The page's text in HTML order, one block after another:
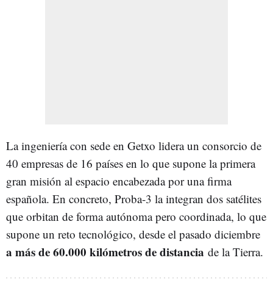
La ingeniería con sede en Getxo lidera un consorcio de
40 empresas de 16 países en lo que supone la primera
gran misión al espacio encabezada por una firma
española. En concreto, Proba-3 la integran dos satélites
que orbitan de forma autónoma pero coordinada, lo que
supone un reto tecnológico, desde el pasado diciembre
a más de 60.000 kilómetros de distancia de la Tierra.